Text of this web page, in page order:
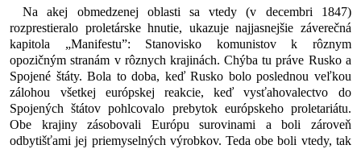
Na akej obmedzenej oblasti sa vtedy (v decembri 1847)
rozprestieralo proletárske hnutie, ukazuje najjasnejšie záverečná
kapitola „Manifestu”: Stanovisko komunistov k rôznym
opozičným stranám v rôznych krajinách. Chýba tu práve Rusko a
Spojené štáty. Bola to doba, keď Rusko bolo poslednou veľkou
zálohou všetkej európskej reakcie, keď vysťahovalectvo do
Spojených štátov pohlcovalo prebytok európskeho proletariátu.
Obe krajiny zásobovali Európu surovinami a boli zároveň
odbytišťami jej priemyselných výrobkov. Teda obe boli vtedy, tak